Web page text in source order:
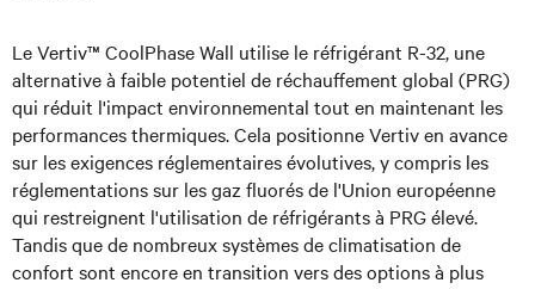
Le Vertiv™ CoolPhase Wall utilise le réfrigérant R-32, une
alternative à faible potentiel de réchauffement global (PRG)
qui réduit l'impact environnemental tout en maintenant les
performances thermiques. Cela positionne Vertiv en avance
sur les exigences réglementaires évolutives, y compris les
réglementations sur les gaz fluorés de l'Union européenne
qui restreignent l'utilisation de réfrigérants à PRG élevé.
Tandis que de nombreux systèmes de climatisation de
confort sont encore en transition vers des options à plus